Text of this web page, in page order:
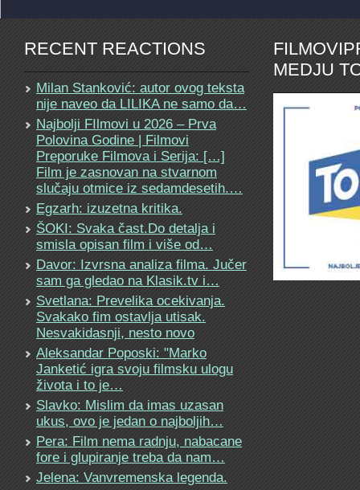
RECENT REACTIONS
Milan Stanković: autor ovog teksta
nije naveo da LILIKA ne samo da…
Najbolji FIlmovi u 2026 – Prva
Polovina Godine | Filmovi
Preporuke Filmova i Serija: […]
Film je zasnovan na stvarnom
slučaju otmice iz sedamdesetih.…
Egzarh: izuzetna kritika.
ŠOKI: Svaka čast.Do detalja i
smisla opisan film i više od…
Davor: Izvrsna analiza filma. Jučer
sam ga gledao na Klasik.tv i…
Svetlana: Prevelika ocekivanja.
Svakako fim ostavlja utisak.
Nesvakidasnji, nesto novo
Aleksandar Poposki: "Marko
Janketić igra svoju filmsku ulogu
života i to je…
Slavko: Mislim da imas uzasan
ukus, ovo je jedan o najboljih…
Pera: Film nema radnju, nabacane
fore i glupiranje treba da nam…
Jelena: Vanvremenska legenda.
MEDJU